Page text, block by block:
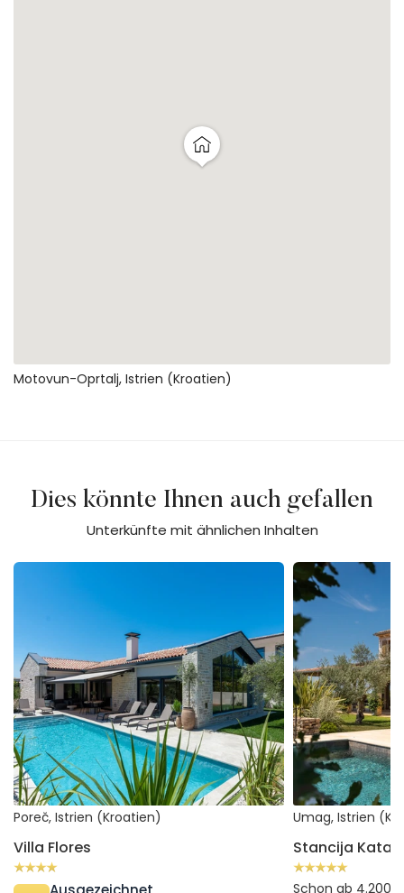
Motovun-Oprtalj, Istrien (Kroatien)
Dies könnte Ihnen auch gefallen
Unterkünfte mit ähnlichen Inhalten
Villa Flores
Poreč, Istrien (Kroatien)
Villa Flores
Stancija Katarina
Umag, Istrien
Stancija
Schon ab 4.200